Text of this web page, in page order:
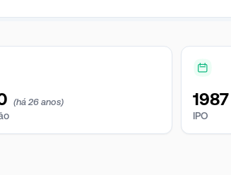
(há 26 anos) 1987
IPO